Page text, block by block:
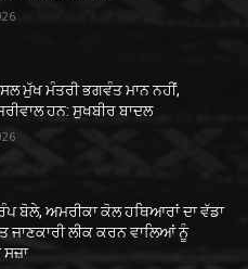
ਮੁੱਖ ਮੰਤਰੀ ਭਗਵੰਤ ਮਾਨ ਨਹੀਂ,
ਹਨ: ਸੁਖਬੀਰ ਬਾਦਲ
ਬੋਲੇ, ਅਮਰੀਕਾ ਕੋਲ ਹਥਿਆਰਾਂ ਦਾ ਵੱਡਾ
ਜਾਣਕਾਰੀ ਲੀਕ ਕਰਨ ਵਾਲਿਆਂ ਨੂੰ